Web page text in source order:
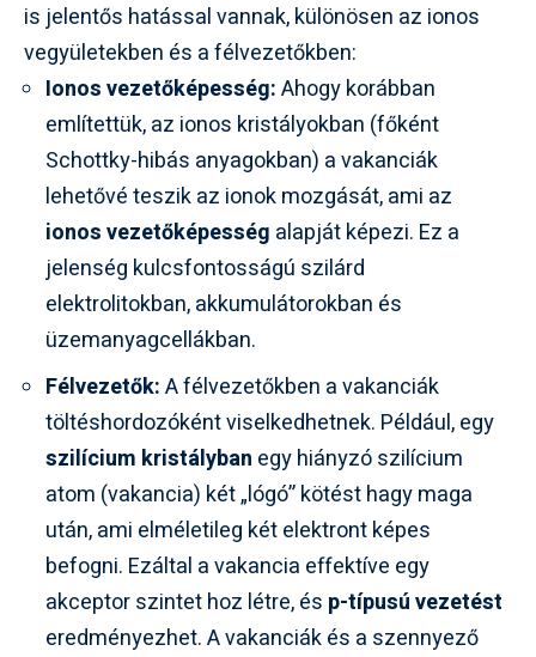
is jelentős hatással vannak, különösen az ionos
vegyületekben és a félvezetőkben:
Ionos vezetőképesség:Ahogy korábban
említettük, az ionos kristályokban (főként
Schottky-hibás anyagokban) a vakanciák
lehetővé teszik az ionok mozgását, ami az
ionos vezetőképesség alapját képezi. Ez a
jelenség kulcsfontosságú szilárd
elektrolitokban, akkumulátorokban és
üzemanyagcellákban.
Félvezetők:A félvezetőkben a vakanciák
töltéshordozóként viselkedhetnek. Például, egy
szilícium kristályban egy hiányzó szilícium
atom (vakancia) két „lógó” kötést hagy maga
után, ami elméletileg két elektront képes
befogni. Ezáltal a vakancia effektíve egy
akceptor szintet hoz létre, és p-típusú vezetést
eredményezhet. A vakanciák és a szennyező